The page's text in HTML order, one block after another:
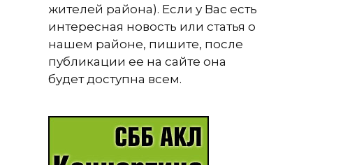
жителей района). Если у Вас есть
интересная новость или статья о
нашем районе, пишите, после
публикации ее на сайте она
будет доступна всем.